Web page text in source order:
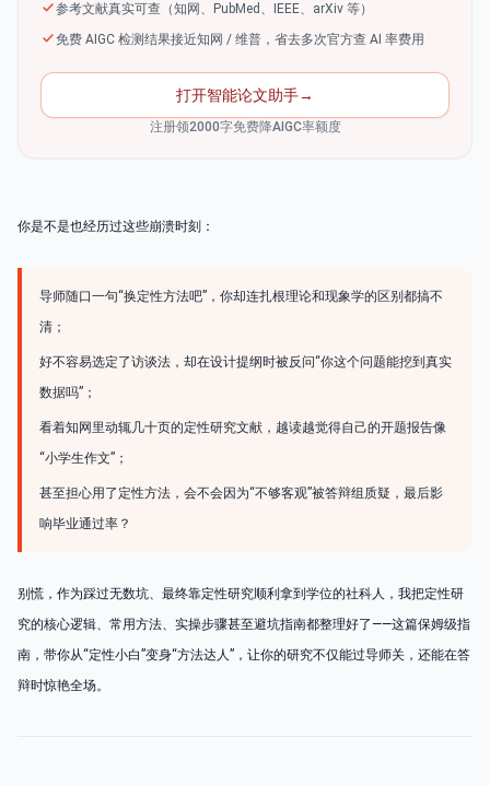
参考文献真实可查（知网、PubMed、IEEE、arXiv 等）
免费 AIGC 检测结果接近知网 / 维普，省去多次官方查 AI 率费用
打开智能论文助手→
注册领2000字免费降AIGC率额度
你是不是也经历过这些崩溃时刻：
导师随口一句“换定性方法吧”，你却连扎根理论和现象学的区别都搞不
清；
好不容易选定了访谈法，却在设计提纲时被反问“你这个问题能挖到真实
数据吗”；
看着知网里动辄几十页的定性研究文献，越读越觉得自己的开题报告像
“小学生作文”；
甚至担心用了定性方法，会不会因为“不够客观”被答辩组质疑，最后影
响毕业通过率？
别慌，作为踩过无数坑、最终靠定性研究顺利拿到学位的社科人，我把定性研
究的核心逻辑、常用方法、实操步骤甚至避坑指南都整理好了——这篇保姆级指
南，带你从“定性小白”变身“方法达人”，让你的研究不仅能过导师关，还能在答
辩时惊艳全场。